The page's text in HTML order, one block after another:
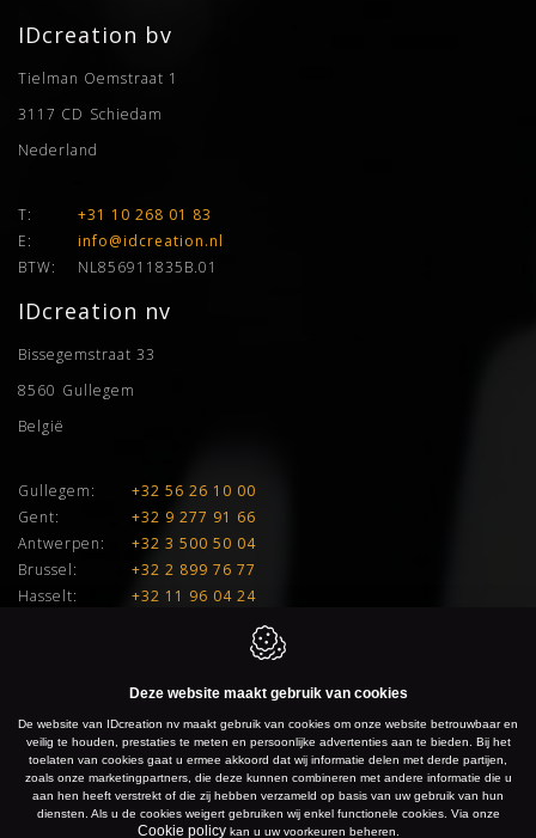
IDcreation bv
Tielman Oemstraat 1
3117 CD Schiedam
Nederland
T:
+31 10 268 01 83
E:
info@idcreation.nl
BTW:
NL856911835B.01
IDcreation nv
Bissegemstraat 33
8560 Gullegem
België
Gullegem:
+32 56 26 10 00
Gent:
+32 9 277 91 66
Antwerpen:
+32 3 500 50 04
Brussel:
+32 2 899 76 77
Hasselt:
+32 11 96 04 24
info@idcreation.be
BE 0460.241.343
IDcreation 2026 Cookie policy Privacy policy Sitemap
Deze website maakt gebruik van cookies
De website van IDcreation nv maakt gebruik van cookies om onze website betrouwbaar en
veilig te houden, prestaties te meten en persoonlijke advertenties aan te bieden. Bij het
toelaten van cookies gaat u ermee akkoord dat wij informatie delen met derde partijen,
zoals onze marketingpartners, die deze kunnen combineren met andere informatie die u
aan hen heeft verstrekt of die zij hebben verzameld op basis van uw gebruik van hun
diensten. Als u de cookies weigert gebruiken wij enkel functionele cookies. Via onze
Cookie policykan u uw voorkeuren beheren.